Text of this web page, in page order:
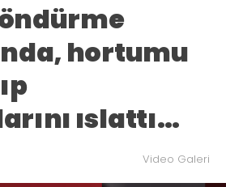
hortumu
ıslattı…
Video Galeri